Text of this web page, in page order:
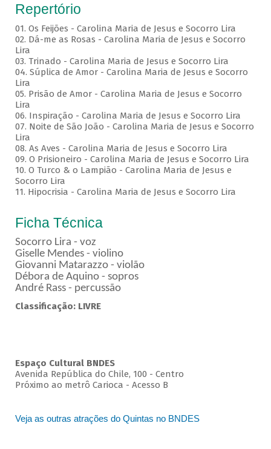
Repertório
01. Os Feijões - Carolina Maria de Jesus e Socorro Lira
02. Dá-me as Rosas - Carolina Maria de Jesus e Socorro
Lira
03. Trinado - Carolina Maria de Jesus e Socorro Lira
04. Súplica de Amor - Carolina Maria de Jesus e Socorro
Lira
05. Prisão de Amor - Carolina Maria de Jesus e Socorro
Lira
06. Inspiração - Carolina Maria de Jesus e Socorro Lira
07. Noite de São João - Carolina Maria de Jesus e Socorro
Lira
08. As Aves - Carolina Maria de Jesus e Socorro Lira
09. O Prisioneiro - Carolina Maria de Jesus e Socorro Lira
10. O Turco & o Lampião - Carolina Maria de Jesus e
Socorro Lira
11. Hipocrisia - Carolina Maria de Jesus e Socorro Lira
Ficha Técnica
Socorro Lira - voz
Giselle Mendes - violino
Giovanni Matarazzo - violão
Débora de Aquino - sopros
André Rass - percussão
Classificação: LIVRE
Espaço Cultural BNDES
Avenida República do Chile, 100 - Centro
Próximo ao metrô Carioca - Acesso B
Veja as outras atrações do Quintas no BNDES